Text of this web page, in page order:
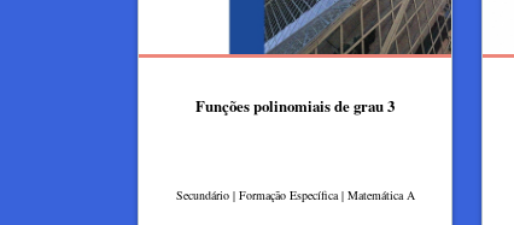
Funções polinomiais de grau 3
Secundário | Formação Específica | Matemática A